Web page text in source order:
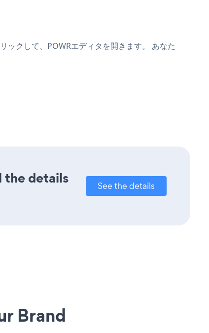
ックして、POWRエディタを開きます。 あなた
the details
See the details
Brand